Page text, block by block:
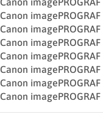
Canon imagePROGRAF
Canon
Canon
Canon
Canon
Canon imagePROGRAF
Canon imagePROGRAF